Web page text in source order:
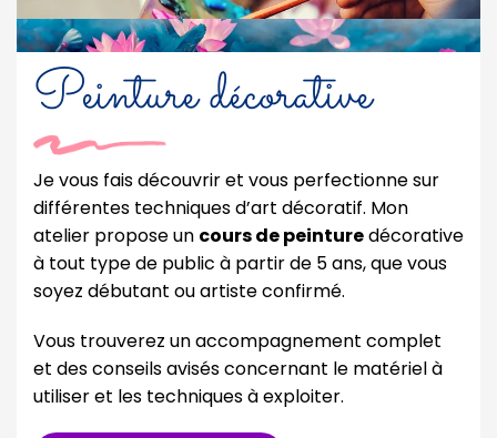
Peinture décorative
Je vous fais découvrir et vous perfectionne sur
différentes techniques d’art décoratif. Mon
atelier propose un cours de peinturedécorative
à tout type de public à partir de 5 ans, que vous
soyez débutant ou artiste confirmé.
Vous trouverez un accompagnement complet
et des conseils avisés concernant le matériel à
utiliser et les techniques à exploiter.